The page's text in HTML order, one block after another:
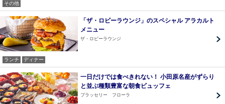
その他
「ザ・ロビーラウンジ」のスペシャル アラカルト
メニュー
ザ・ロビーラウンジ
ランチ ディナー
一日だけでは食べきれない！ 小田原名産がずらり
と並ぶ種類豊富な朝食ビュッフェ
ブラッセリー フローラ